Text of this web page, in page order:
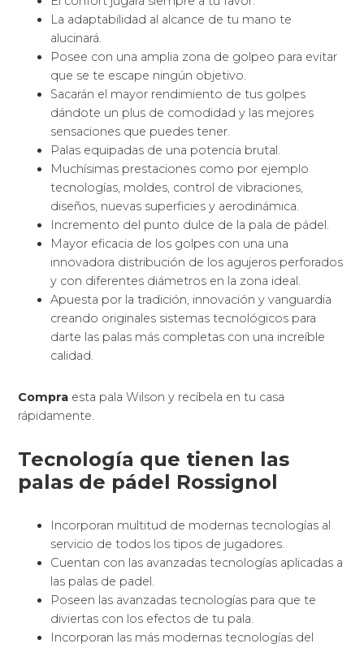
La adaptabilidad al alcance de tu mano te
alucinará.
Posee con una amplia zona de golpeo para evitar
que se te escape ningún objetivo.
Sacarán el mayor rendimiento de tus golpes
dándote un plus de comodidad y las mejores
sensaciones que puedes tener.
Palas equipadas de una potencia brutal.
Muchísimas prestaciones como por ejemplo
tecnologías, moldes, control de vibraciones,
diseños, nuevas superficies y aerodinámica.
Incremento del punto dulce de la pala de pádel.
Mayor eficacia de los golpes con una una
innovadora distribución de los agujeros perforados
y con diferentes diámetros en la zona ideal.
Apuesta por la tradición, innovación y vanguardia
creando originales sistemas tecnológicos para
darte las palas más completas con una increíble
calidad.
Compra esta pala Wilson y recíbela en tu casa
rápidamente.
Tecnología que tienen las
palas de pádel Rossignol
Incorporan multitud de modernas tecnologías al
servicio de todos los tipos de jugadores.
Cuentan con las avanzadas tecnologías aplicadas a
las palas de padel.
Poseen las avanzadas tecnologías para que te
diviertas con los efectos de tu pala.
Incorporan las más modernas tecnologías del